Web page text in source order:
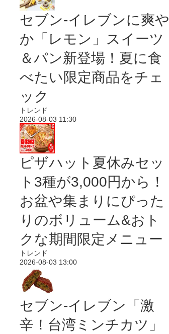
セブン‐イレブンに爽や
か「レモン」スイーツ
＆パン新登場！夏に食
べたい限定商品をチェ
ック
トレンド
2026-08-03 11:30
ピザハット夏休みセッ
ト3種が3,000円から！
お盆や集まりにぴった
りのボリューム&おト
クな期間限定メニュー
トレンド
2026-08-03 13:00
セブン-イレブン「激
辛！台湾ミンチカツ」